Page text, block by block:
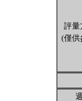
評量
(僅供